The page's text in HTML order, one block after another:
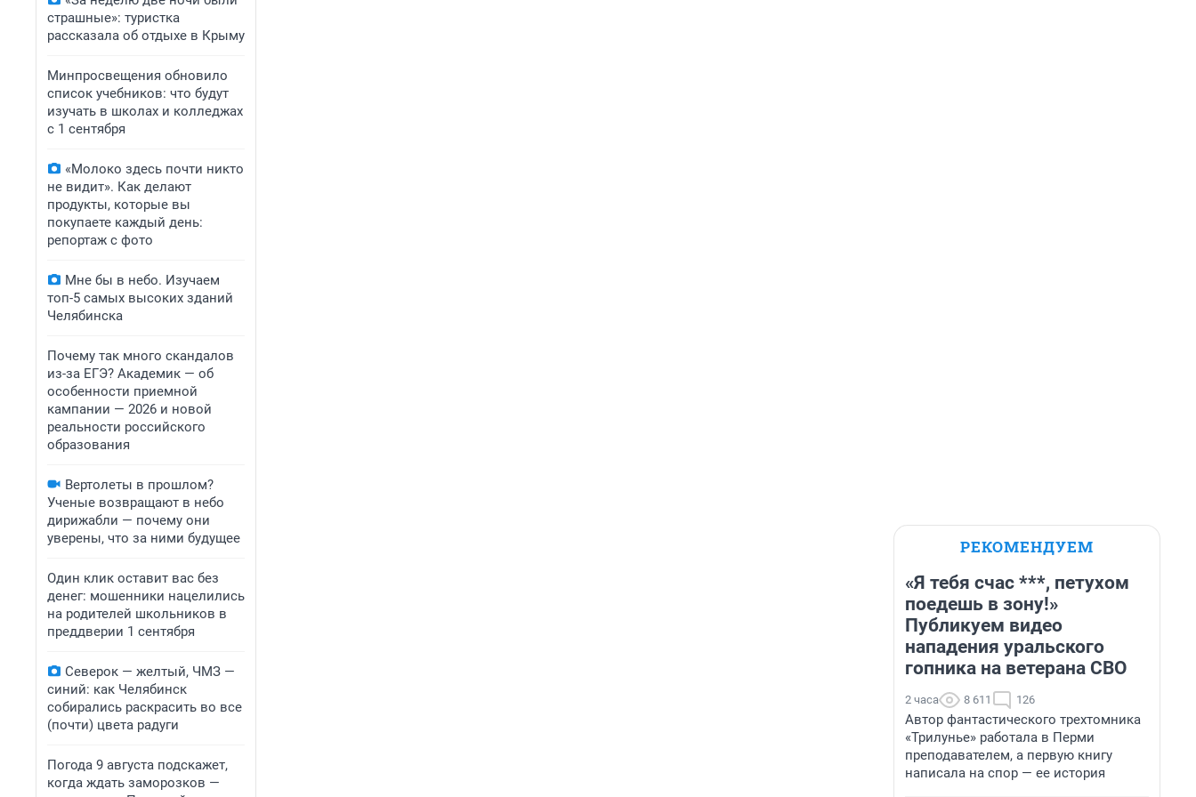
страшные»: туристка
рассказала об отдыхе в Крыму
Минпросвещения обновило
список учебников: что будут
изучать в школах и колледжах
с 1 сентября
«Молоко здесь почти никто
не видит». Как делают
продукты, которые вы
покупаете каждый день:
репортаж с фото
Мне бы в небо. Изучаем
топ-5 самых высоких зданий
Челябинска
Почему так много скандалов
из-за ЕГЭ? Академик — об
особенности приемной
кампании — 2026 и новой
реальности российского
образования
Вертолеты в прошлом?
Ученые возвращают в небо
дирижабли — почему они
уверены, что за ними будущее
Один клик оставит вас без
денег: мошенники нацелились
на родителей школьников в
преддверии 1 сентября
Северок — желтый, ЧМЗ —
синий: как Челябинск
собирались раскрасить во все
(почти) цвета радуги
Погода 9 августа подскажет,
когда ждать заморозков —
РЕКОМЕНДУЕМ
«Я тебя счас ***, петухом
поедешь в зону!»
Публикуем видео
нападения уральского
гопника на ветерана СВО
2 часа 8 611 126
Автор фантастического трехтомника
«Трилунье» работала в Перми
преподавателем, а первую книгу
написала на спор — ее история